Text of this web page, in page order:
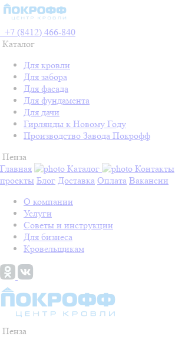
+7 (8412) 466-840
Каталог
Для кровли
Для забора
Для фасада
Для фундамента
Для дачи
Гирлянды к Новому Году
Производство Завода Покрофф
Пенза
Главная
Каталог Контакты
проекты Блог Доставка Оплата Вакансии
О компании
Услуги
Советы и инструкции
Для бизнеса
Кровельщикам
Пенза